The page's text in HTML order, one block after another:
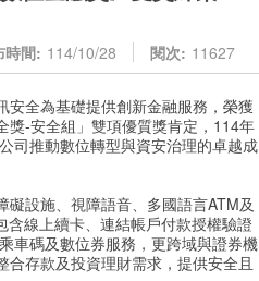
時間: 114/10/28 閱次: 11627
全為基礎提供創新金融服務，榮獲
獎-安全組」雙項優質獎肯定，114年
司推動數位轉型與資安治理的卓越成
設施、視障語音、多國語言ATM及
線上續卡、連結帳戶付款授權驗證
車碼及數位券服務，更跨域與證券機
存款及投資理財需求，提供安全且